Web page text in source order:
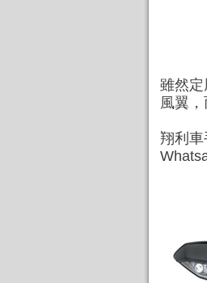
雖然
風翼
翔利